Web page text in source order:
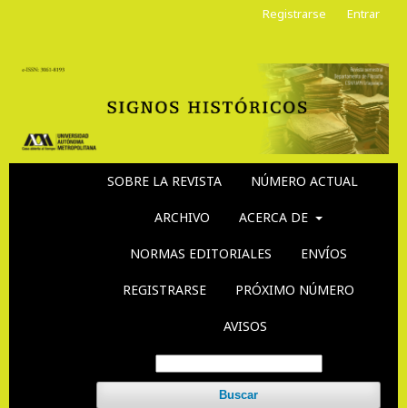
SOBRE LA REVISTA NÚMERO ACTUAL
ARCHIVO ACERCA DE
NORMAS EDITORIALES ENVÍOS
REGISTRARSE PRÓXIMO NÚMERO
AVISOS
Buscar
Registrarse Entrar